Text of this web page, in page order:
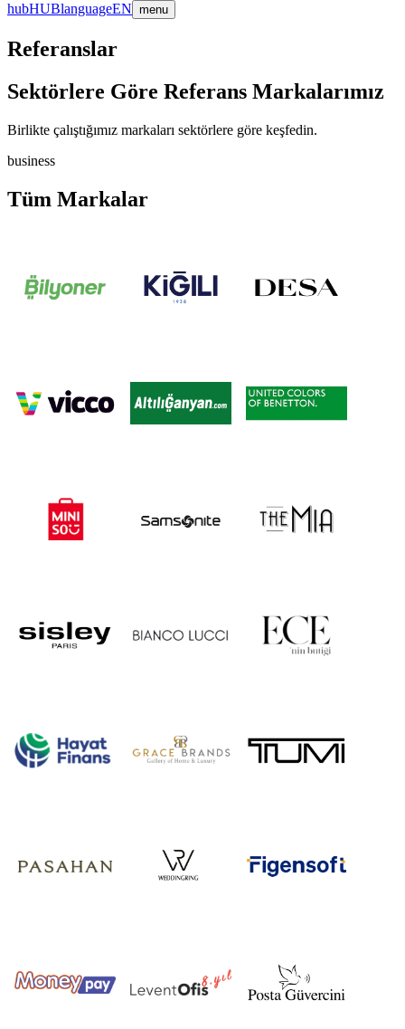
hubHUBlanguageEN menu
Referanslar
Sektörlere Göre Referans Markalarımız
Birlikte çalıştığımız markaları sektörlere göre keşfedin.
business
Tüm Markalar